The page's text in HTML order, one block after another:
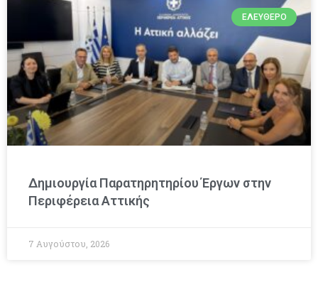
ΕΛΕΎΘΕΡΟ
Δημιουργία Παρατηρητηρίου Έργων στην
Περιφέρεια Αττικής
7 Αυγούστου, 2026